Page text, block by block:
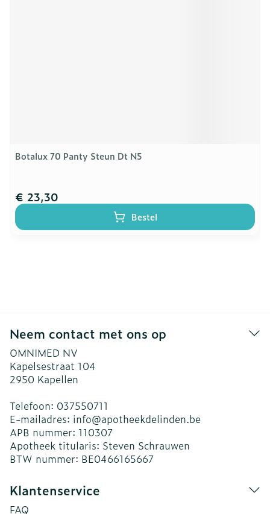
Botalux 70 Panty Steun Dt N5
€ 23,30
Bestel
Neem contact met ons op
OMNIMED NV
Kapelsestraat 104
2950 Kapellen
Telefoon: 037550711
E-mailadres: info@apotheekdelinden.be
APB nummer: 110307
Apotheek titularis: Steven Schrauwen
BTW nummer: BE0466165667
Klantenservice
FAQ